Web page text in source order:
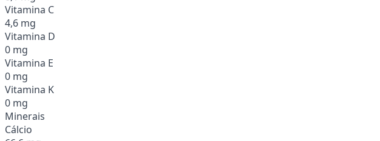
Vitamina C
4,6 mg
Vitamina D
0 mg
Vitamina E
0 mg
Vitamina K
0 mg
Minerais
Cálcio